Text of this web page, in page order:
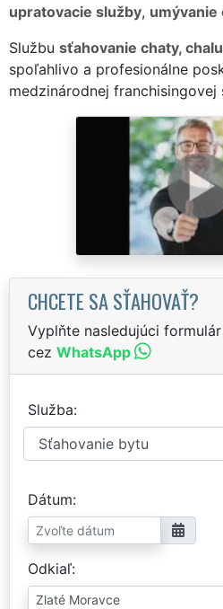
upratovacie služby, umývanie
Službu sťahovanie chaty,
spoľahlivo a profesionálne
medzinárodnej franchisingovej
CHCETE SA SŤAHOVAŤ?
Vyplňte nasledujúci
cez WhatsApp
Služba
Dátum
Odkiaľ